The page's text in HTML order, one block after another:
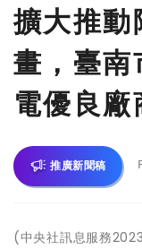
擴大推
畫，臺
電優良
推廣新聞稿
(中央社訊息服務